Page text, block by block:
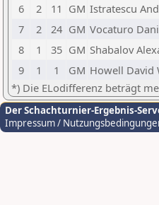
6
2 11 GM Istratescu
7
2 24 GM Vocaturo
8
1 35 GM Shabalov
9
1 1 GM Howell David
*) Die ELodifferenz beträgt
Der Schachturnier-Ergebnis-
Impressum /